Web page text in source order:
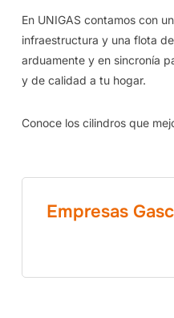
En UNIGAS contamos con
infraestructura y una flota
arduamente y en sincronía
y de calidad a tu hogar.
Conoce los cilindros que
Empresas